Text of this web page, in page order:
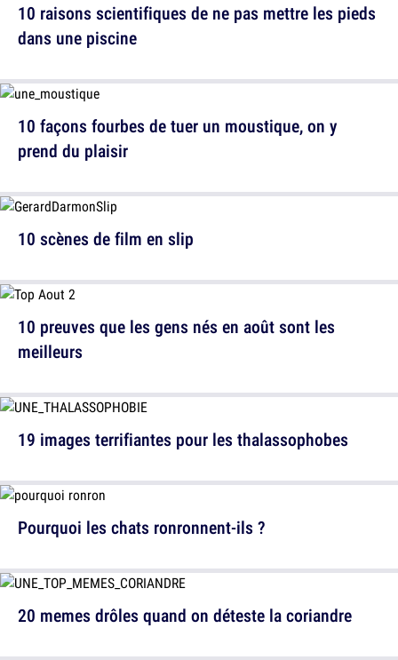
10 façons fourbes de tuer un moustique, on y
prend du plaisir
10 preuves que les gens nés en août sont les
meilleurs
Pourquoi les chats ronronnent-ils ?
10 raisons scientifiques de ne pas mettre les pieds
dans une piscine
10 scènes de film en slip
19 images terrifiantes pour les thalassophobes
20 memes drôles quand on déteste la coriandre